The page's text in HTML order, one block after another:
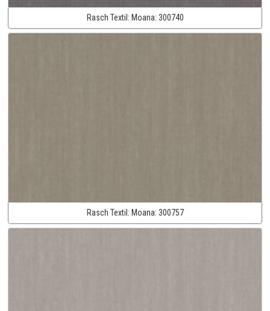
Rasch Textil: Moana: 300740
Rasch Textil: Moana: 300757